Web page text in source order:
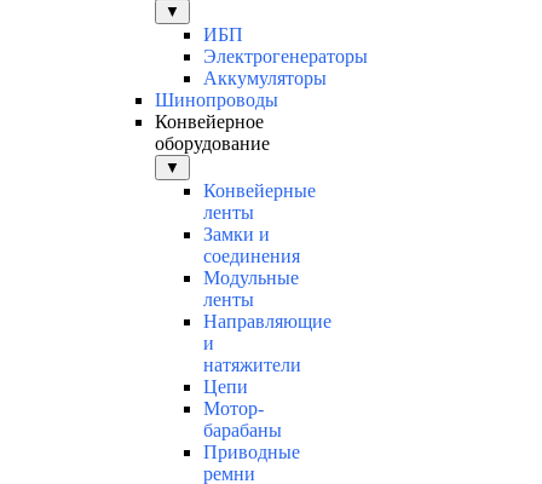
▼
ИБП
Электрогенераторы
Аккумуляторы
Шинопроводы
Конвейерное
оборудование
▼
Конвейерные
ленты
Замки и
соединения
Модульные
ленты
Направляющие
и
натяжители
Цепи
Мотор-
барабаны
Приводные
ремни